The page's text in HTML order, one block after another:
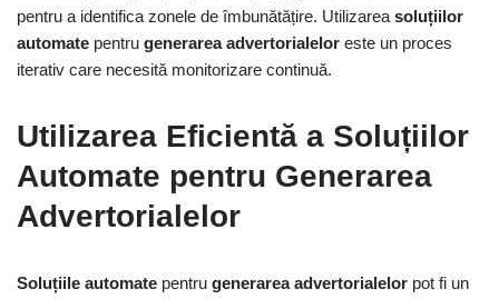
pentru a identifica zonele de îmbunătățire. Utilizarea soluțiilor
automate pentru generarea advertorialelor este un proces
iterativ care necesită monitorizare continuă.
Utilizarea Eficientă a Soluțiilor
Automate pentru Generarea
Advertorialelor
Soluțiile automate pentru generarea advertorialelor pot fi un